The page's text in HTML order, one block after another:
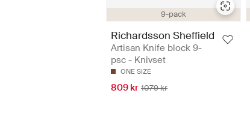
9-pack
Richardsson Sheffield
Artisan Knife block 9-
psc - Knivset
ONE SIZE
809 kr 1079 kr